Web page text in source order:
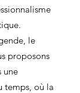
le
proposons
une
temps, où la